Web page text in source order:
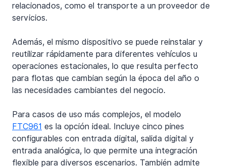
relacionados, como el transporte a un proveedor de
servicios.
Además, el mismo dispositivo se puede reinstalar y
reutilizar rápidamente para diferentes vehículos u
operaciones estacionales, lo que resulta perfecto
para flotas que cambian según la época del año o
las necesidades cambiantes del negocio.
Para casos de uso más complejos, el modelo
FTC961 es la opción ideal. Incluye cinco pines
configurables con entrada digital, salida digital y
entrada analógica, lo que permite una integración
flexible para diversos escenarios. También admite